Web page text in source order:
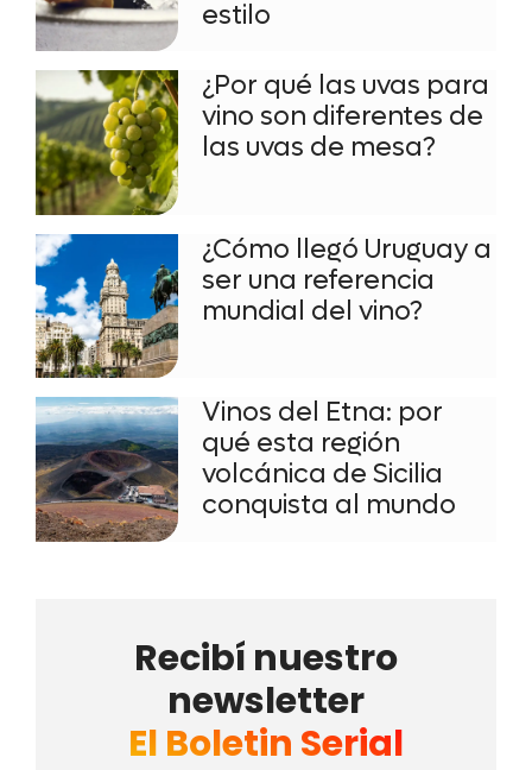
estilo
¿Por qué las uvas para
vino son diferentes de
las uvas de mesa?
¿Cómo llegó Uruguay a
ser una referencia
mundial del vino?
Vinos del Etna: por
qué esta región
volcánica de Sicilia
conquista al mundo
Recibí nuestro
newsletter
El Boletin Serial